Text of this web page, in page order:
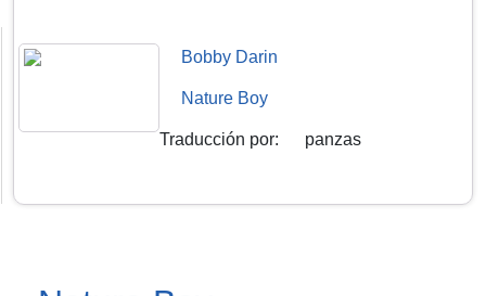
Bobby Darin
Nature Boy
Traducción por: panzas